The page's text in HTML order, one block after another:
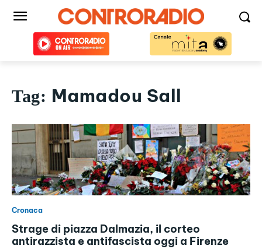
Tag: Mamadou Sall
Cronaca
Strage di piazza Dalmazia, il corteo
antirazzista e antifascista oggi a Firenze